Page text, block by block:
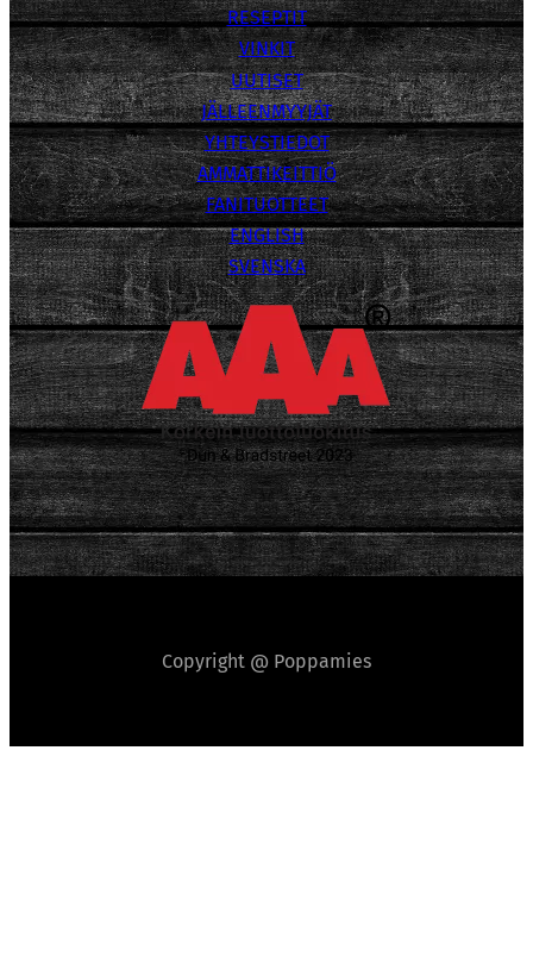
RESEPTIT
VINKIT
UUTISET
JÄLLEENMYYJÄT
YHTEYSTIEDOT
AMMATTIKEITTIÖ
FANITUOTTEET
ENGLISH
SVENSKA
Copyright @ Poppamies